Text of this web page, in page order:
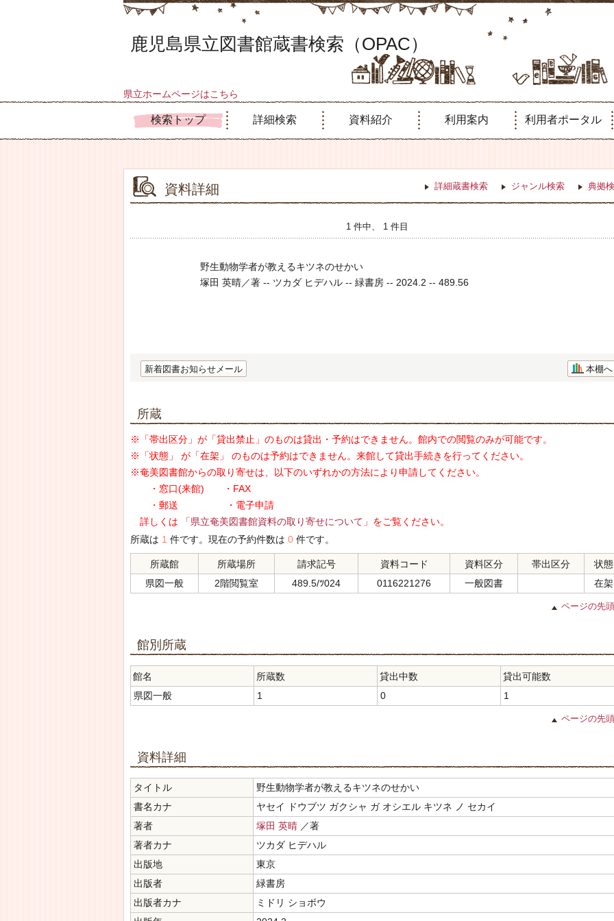
鹿児島県立図書館蔵書検索（OPAC）
県立ホームページはこちら
検索トップ 詳細検索 資料紹介 利用案内 利用者ポータル
資料詳細 詳細蔵書検索 ジャンル検索 典拠
1 件中、 1 件目
野生動物学者が教えるキツネのせかい
塚田 英晴／著 -- ツカダ ヒデハル -- 緑書房 -- 2024.2 -- 489.56
新着図書お知らせメール 本棚へ
所蔵
※「帯出区分」が「貸出禁止」のものは貸出・予約はできません。館内での閲覧のみが可能です。
※「状態」 が「在架」 のものは予約はできません。来館して貸出手続きを行ってください。
※奄美図書館からの取り寄せは、以下のいずれかの方法により申請してください。
・窓口(来館) ・FAX
・郵送 ・電子申請
詳しくは
「県立奄美図書館資料の取り寄せについて」 をご覧ください。
所蔵は 1 件です。現在の予約件数は 0 件です。
所蔵館 所蔵場所 請求記号 資料コード 資料区分 帯出区分
状態
県図一般
2階閲覧室 489.5/ﾂ024 0116221276 一般図書 在架
ページの先
館別所蔵
館名 所蔵数 貸出中数
貸出可能数
県図一般
1 0 1
ページの先
資料詳細
タイトル
野生動物学者が教えるキツネのせかい
書名カナ
ヤセイ ドウブツ ガクシャ ガ オシエル キツネ ノ セカイ
著者
塚田 英晴 ／著
著者カナ
ツカダ ヒデハル
出版地
東京
出版者
緑書房
出版者カナ
ミドリ ショボウ